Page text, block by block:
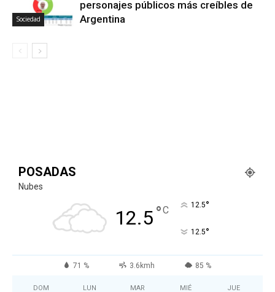
Sociedad
personajes públicos más creíbles de
Argentina
POSADAS
Nubes
12.5°C 12.5°
12.5°
71 % 3.6kmh 85 %
DOM LUN MAR MIÉ JUE